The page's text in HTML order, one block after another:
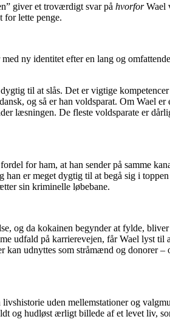
giver et troværdigt svar på hvorforWael
for lette penge.
ny identitet efter en lang og
til at slås. Det er vigtige
og så er han voldsparat. Om Wael er
læsningen. De fleste voldsparate er
for ham, at han sender på samme
er meget dygtig til at begå sig i toppen
sin kriminelle løbebane.
og da kokainen begynder at fylde, bliver
udfald på karrierevejen, får Wael lyst til
udnyttes som stråmænd og donorer –
uden mellemstationer og
og hudløst ærligt billede af et levet liv,